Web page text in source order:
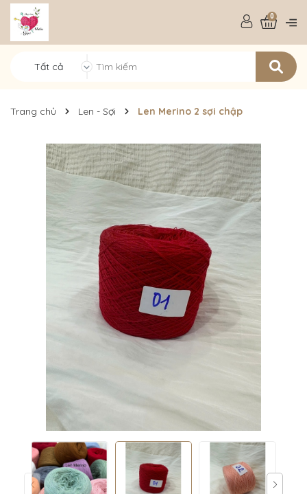
Tất cả
0
Trang chủ Len - Sợi Len Merino 2 sợi chập